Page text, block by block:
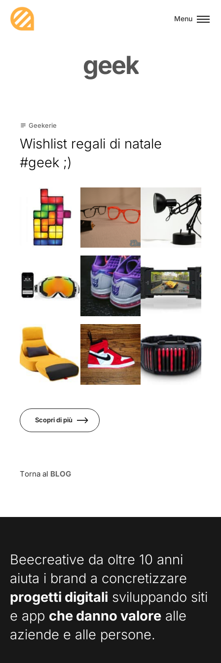
Menu
geek
13
subject Geekerie
Wishlist regali di natale
#geek ;)
Scopri di più
Torna al BLOG
Beecreative da oltre 10 anni
aiuta i brand a concretizzare
progetti digitali sviluppando siti
e app che danno valore alle
aziende e alle persone.